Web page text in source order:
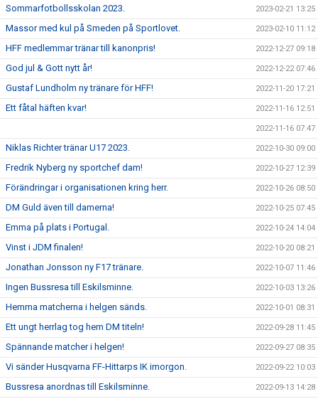
Sommarfotbollsskolan 2023. 2023-02-21 13:25
Massor med kul på Smeden på Sportlovet. 2023-02-10 11:12
HFF medlemmar tränar till kanonpris! 2022-12-27 09:18
God jul & Gott nytt år! 2022-12-22 07:46
Gustaf Lundholm ny tränare för HFF! 2022-11-20 17:21
Ett fåtal häften kvar! 2022-11-16 12:51
2022-11-16 07:47
Niklas Richter tränar U17 2023. 2022-10-30 09:00
Fredrik Nyberg ny sportchef dam! 2022-10-27 12:39
Förändringar i organisationen kring herr. 2022-10-26 08:50
DM Guld även till damerna! 2022-10-25 07:45
Emma på plats i Portugal. 2022-10-24 14:04
Vinst i JDM finalen! 2022-10-20 08:21
Jonathan Jonsson ny F17 tränare. 2022-10-07 11:46
Ingen Bussresa till Eskilsminne. 2022-10-03 13:26
Hemma matcherna i helgen sänds. 2022-10-01 08:31
Ett ungt herrlag tog hem DM titeln! 2022-09-28 11:45
Spännande matcher i helgen! 2022-09-27 08:35
Vi sänder Husqvarna FF-Hittarps IK imorgon. 2022-09-22 10:03
Bussresa anordnas till Eskilsminne. 2022-09-13 14:28